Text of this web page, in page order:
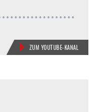
ZUM YOUTUBE-KANAL